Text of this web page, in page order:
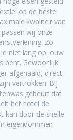
op de beste
kwaliteit van
wij onze
Zo
niet lang op jouw
bent. Gewoonlijk
afgehaald, direct
vertrokken. Bij
gebeurt dat
het hotel de
kan door de snelle
eigendommen